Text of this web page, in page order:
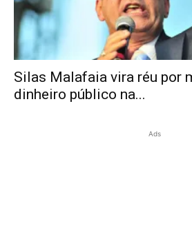
Silas Malafaia vira réu por
dinheiro público na...
Ads